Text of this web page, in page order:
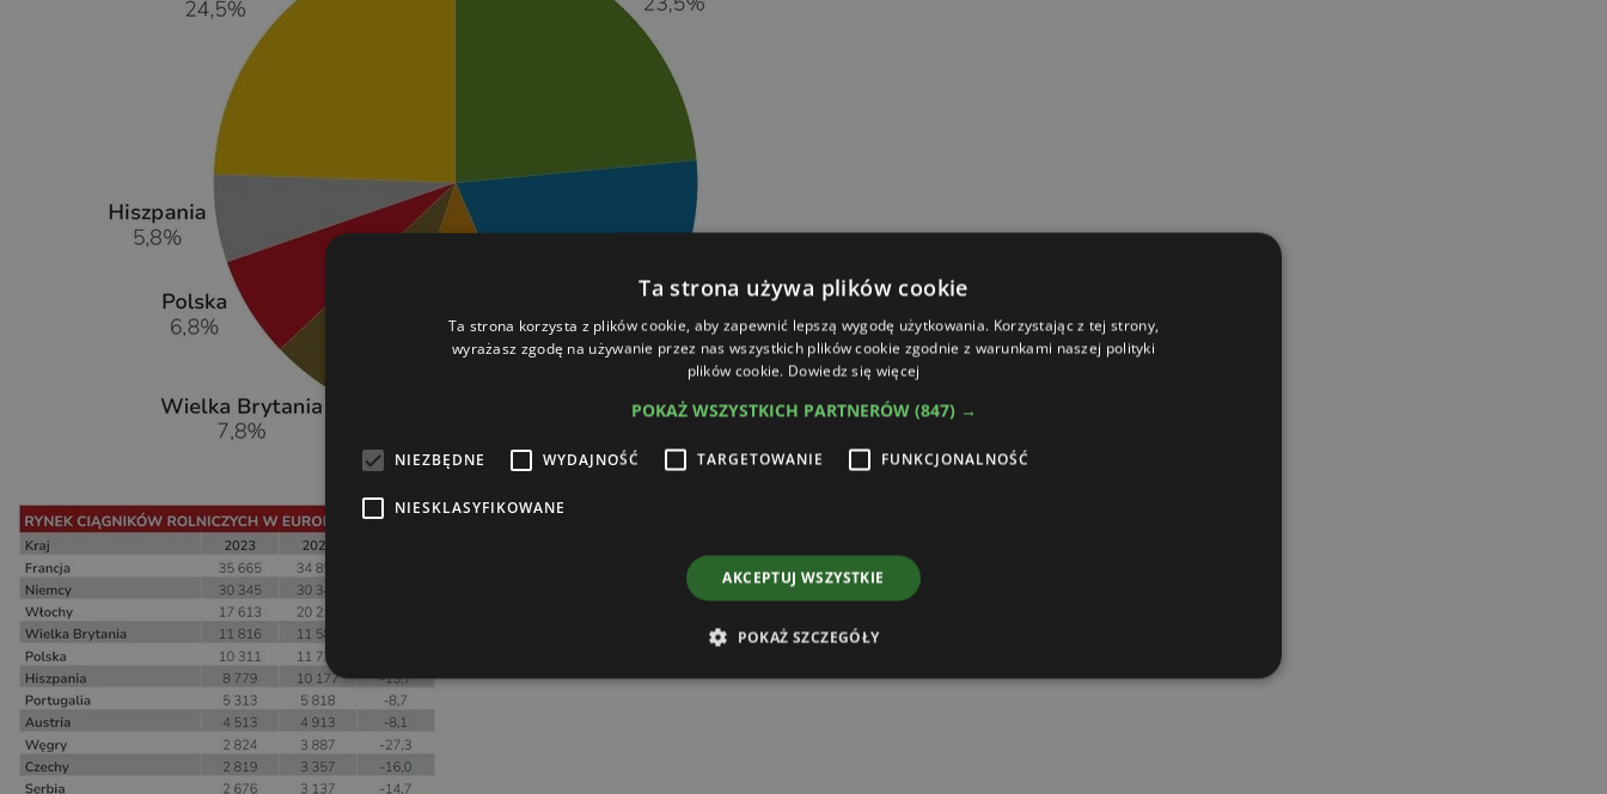
Ta strona używa plików cookie
Ta strona korzysta z plików cookie, aby zapewnić lepszą wygodę użytkowania. Korzystając z tej strony,
wyrażasz zgodę na używanie przez nas wszystkich plików cookie zgodnie z warunkami naszej polityki
plików cookie. Dowiedz się więcej
POKAŻ WSZYSTKICH PARTNERÓW (847) →
NIEZBĘDNE WYDAJNOŚĆ TARGETOWANIE FUNKCJONALNOŚĆ
NIESKLASYFIKOWANE
AKCEPTUJ WSZYSTKIE
POKAŻ SZCZEGÓŁY